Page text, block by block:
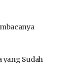
yang Sudah